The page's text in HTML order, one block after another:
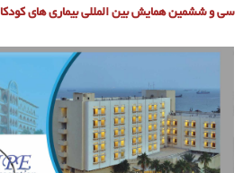
سی و ششمین همایش بین المللی بیماری های